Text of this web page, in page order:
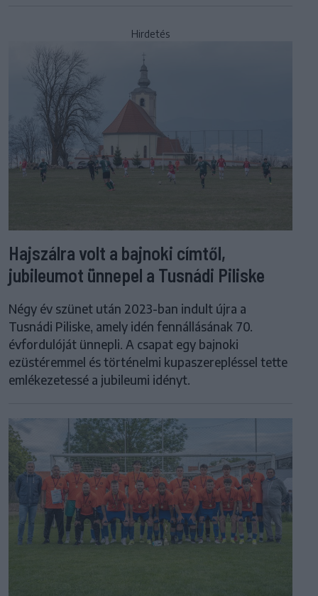
Hirdetés
Hajszálra volt a bajnoki címtől,
jubileumot ünnepel a Tusnádi Piliske
Négy év szünet után 2023-ban indult újra a
Tusnádi Piliske, amely idén fennállásának 70.
évfordulóját ünnepli. A csapat egy bajnoki
ezüstéremmel és történelmi kupaszerepléssel tette
emlékezetessé a jubileumi idényt.